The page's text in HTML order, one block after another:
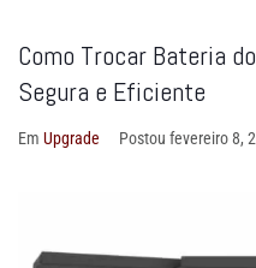
Como Trocar Bateria
Segura e Eficiente
Em Upgrade Postou fevereiro 8,